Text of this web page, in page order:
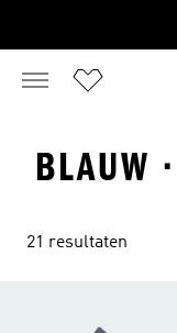
BLAUW
21 resultaten